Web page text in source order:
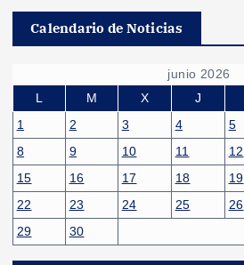
a
g
i
n
a
c
Calendario de Noticias
junio 2026
L
M X J
1
2 3 4 5
8
9 10 11 12
15
16 17 18 19
22
23 24 25 26
29
30